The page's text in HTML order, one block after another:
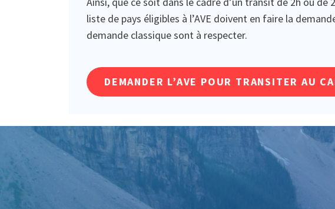
liste de pays éligibles à l’AVE doivent en faire la
demande classique sont à respecter.
DEMANDER L’AVE POUR TRANSITER AU